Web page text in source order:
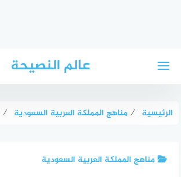
عالم النصيحة
الرئيسية ⁄ مناهج المملكة العربية السعودية ⁄
مناهج المملكة العربية السعودية